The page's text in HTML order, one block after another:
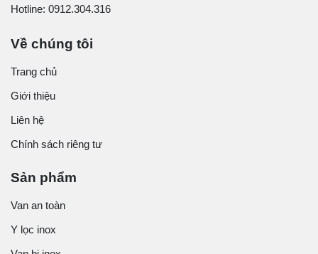
Hotline: 0912.304.316
Về chúng tôi
Trang chủ
Giới thiệu
Liên hệ
Chính sách riêng tư
Sản phẩm
Van an toàn
Y lọc inox